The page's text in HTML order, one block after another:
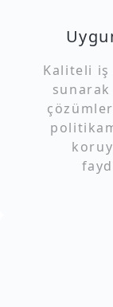
Kaliteli